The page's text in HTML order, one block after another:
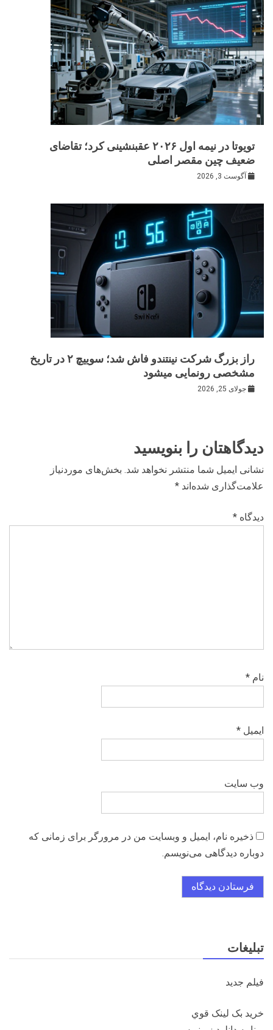
تویوتا در نیمه اول ۲۰۲۶ عقبنشینی کرد؛ تقاضای
ضعیف چین مقصر اصلی
آگوست 3, 2026
راز بزرگ شرکت نینتندو فاش شد؛ سوییچ ۲ در تاریخ
مشخصی رونمایی میشود
جولای 25, 2026
دیدگاهتان را بنویسید
نشانی ایمیل شما منتشر نخواهد شد. بخش‌های موردنیاز
علامت‌گذاری شده‌اند *
دیدگاه *
نام *
ایمیل *
وب‌ سایت
ذخیره نام، ایمیل و وبسایت من در مرورگر برای زمانی که
دوباره دیدگاهی می‌نویسم.
تبلیغات
فيلم جديد
خريد بک لينک قوي